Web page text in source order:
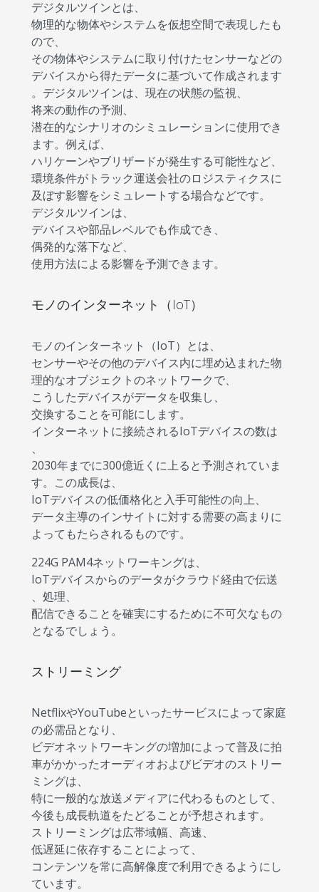
デジタルツインとは、
物理的な物体やシステムを仮想空間で表現したも
ので、
その物体やシステムに取り付けたセンサーなどの
デバイスから得たデータに基づいて作成されます
。デジタルツインは、現在の状態の監視、
将来の動作の予測、
潜在的なシナリオのシミュレーションに使用でき
ます。例えば、
ハリケーンやブリザードが発生する可能性など、
環境条件がトラック運送会社のロジスティクスに
及ぼす影響をシミュレートする場合などです。
デジタルツインは、
デバイスや部品レベルでも作成でき、
偶発的な落下など、
使用方法による影響を予測できます。
モノのインターネット（IoT）
モノのインターネット（IoT）とは、
センサーやその他のデバイス内に埋め込まれた物
理的なオブジェクトのネットワークで、
こうしたデバイスがデータを収集し、
交換することを可能にします。
インターネットに接続されるIoTデバイスの数は
、
2030年までに300億近くに上ると予測されていま
す。この成長は、
IoTデバイスの低価格化と入手可能性の向上、
データ主導のインサイトに対する需要の高まりに
よってもたらされるものです。
224G PAM4ネットワーキングは、
IoTデバイスからのデータがクラウド経由で伝送
、処理、
配信できることを確実にするために不可欠なもの
となるでしょう。
ストリーミング
NetflixやYouTubeといったサービスによって家庭
の必需品となり、
ビデオネットワーキングの増加によって普及に拍
車がかかったオーディオおよびビデオのストリー
ミングは、
特に一般的な放送メディアに代わるものとして、
今後も成長軌道をたどることが予想されます。
ストリーミングは広帯域幅、高速、
低遅延に依存することによって、
コンテンツを常に高解像度で利用できるようにし
ています。